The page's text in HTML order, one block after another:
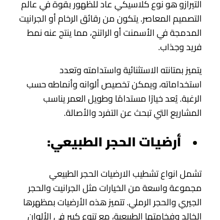
التيرازو هو نوع كلاسيكي عاد للظهور بقوة في عالم
التصميم المعاصر. يتكون من رقائق الرخام أو الجرانيت
المدمجة في الأسمنت أو الراتنج، مما ينتج عنه نمط
فريد وجذاب.
يتميز بمتانته الاستثنائية واستدامته وتعدد
استخداماته، ويمكن تخصيص ألوانه وأنماطه حسب
الرغبة. يُعد خيارًا مستدامًا وطويل العمر يناسب
المشاريع التي تبحث عن التفرد والأصالة.
أرضيات الحجر الطبيعي:
تشمل انواع تشطيب الارضيات الحجر الطبيعي
مجموعة واسعة من الخيارات مثل الجرانيت والحجر
الجيري والحجر الرملي. تتميز هذه الأرضيات بمظهرها
الخالد وفخامتها الطبيعية، مع تنوع كبير في الألوان